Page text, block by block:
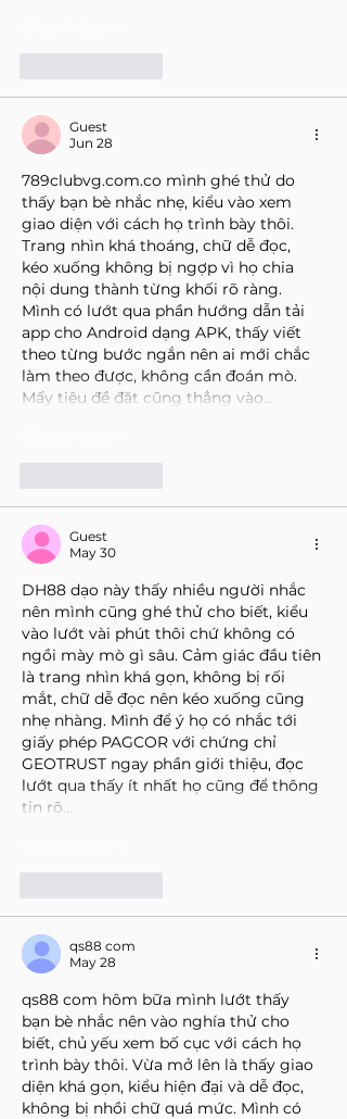
Guest
Jun 28
789clubvg.com.co mình ghé thử do
thấy bạn bè nhắc nhẹ, kiểu vào xem
giao diện với cách họ trình bày thôi.
Trang nhìn khá thoáng, chữ dễ đọc,
kéo xuống không bị ngợp vì họ chia
nội dung thành từng khối rõ ràng.
Mình có lướt qua phần hướng dẫn tải
app cho Android dạng APK, thấy viết
theo từng bước ngắn nên ai mới chắc
làm theo được, không cần đoán mò.
Mấy tiêu đề đặt cũng thẳng vào…
Guest
May 30
DH88 dạo này thấy nhiều người nhắc
nên mình cũng ghé thử cho biết, kiểu
vào lướt vài phút thôi chứ không có
ngồi mày mò gì sâu. Cảm giác đầu tiên
là trang nhìn khá gọn, không bị rối
mắt, chữ dễ đọc nên kéo xuống cũng
nhẹ nhàng. Mình để ý họ có nhắc tới
giấy phép PAGCOR với chứng chỉ
GEOTRUST ngay phần giới thiệu, đọc
lướt qua thấy ít nhất họ cũng để thông
tin rõ…
qs88 com
May 28
qs88 com hôm bữa mình lướt thấy
bạn bè nhắc nên vào nghía thử cho
biết, chủ yếu xem bố cục với cách họ
trình bày thôi. Vừa mở lên là thấy giao
diện khá gọn, kiểu hiện đại và dễ đọc,
không bị nhồi chữ quá mức. Mình có